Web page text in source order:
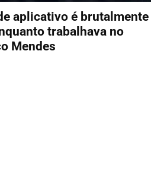
aplicativo é brutalmente
trabalhava no
Mendes